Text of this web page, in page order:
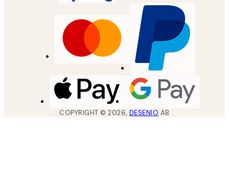
COPYRIGHT ©2026, DESENIO AB